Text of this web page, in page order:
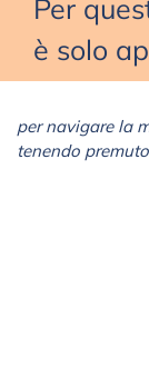
Per
è solo
per navigare la
tenendo